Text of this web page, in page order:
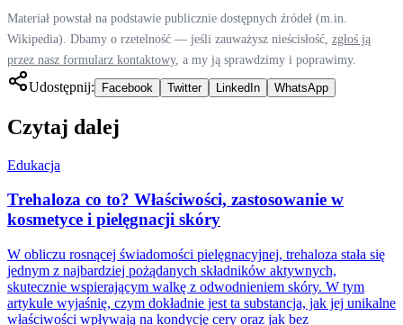
Materiał powstał na podstawie publicznie dostępnych źródeł (m.in.
Wikipedia). Dbamy o rzetelność — jeśli zauważysz nieścisłość, zgłoś ją
przez nasz formularz kontaktowy, a my ją sprawdzimy i poprawimy.
Udostępnij: Facebook Twitter LinkedIn WhatsApp
Czytaj dalej
Edukacja
Trehaloza co to? Właściwości, zastosowanie w
kosmetyce i pielęgnacji skóry
W obliczu rosnącej świadomości pielęgnacyjnej, trehaloza stała się
jednym z najbardziej pożądanych składników aktywnych,
skutecznie wspierającym walkę z odwodnieniem skóry. W tym
artykule wyjaśnię, czym dokładnie jest ta substancja, jak jej unikalne
właściwości wpływają na kondycję cery oraz jak bez